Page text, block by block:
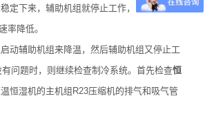
定下来，辅助机组就停止工作，由主机组来
率降低。
动辅助机组来降温，然后辅助机组又停止工
问题时，则继续检查制冷系统。首先检查恒
恒湿机的主机组R23压缩机的排气和吸气管